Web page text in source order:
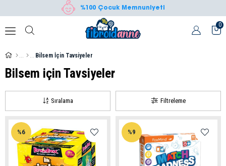
%100 Çocuk Memnuniyeti
0
Bilsem İçin Tavsiyeler
Bilsem için Tavsiyeler
Filtreleme
Sıralama
%6 %9